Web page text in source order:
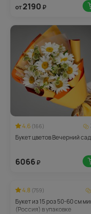
от2190 ₽
4.6 (166)
Букет цветов Вечерний сад
6066 ₽
4.8 (759)
Букет из 15 роз 50-60 см
(Россия) в упаковке